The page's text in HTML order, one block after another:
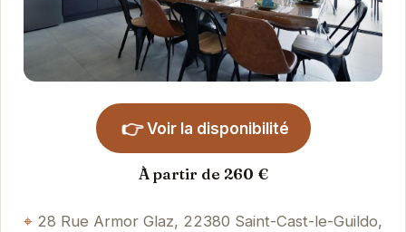
👉 Voir la disponibilité
À partir de 260 €
28 Rue Armor Glaz, 22380 Saint-Cast-le-Guildo,